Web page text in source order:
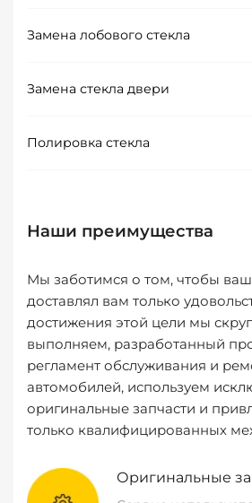
Замена лобового стекла
Замена стекла двери
Полировка стекла
Наши преимущества
Мы заботимся о том, чтобы
доставлял вам только
достижения этой цели мы
выполняем, разработанный
регламент обслуживания и
автомобилей, используем
оригинальные запчасти и
только квалифицированных
Оригинальные